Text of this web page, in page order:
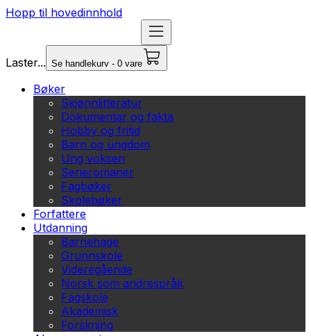
Hopp til hovedinnhold
Laster... Se handlekurv - 0 vare
Bøker
Skjønnlitteratur
Dokumentar og fakta
Hobby og fritid
Barn og ungdom
Ung voksen
Serieromaner
Fagbøker
Skolebøker
Forfattere
Utdanning
Barnehage
Grunnskole
Videregående
Norsk som andrespråk
Fagskole
Akademisk
Forskning